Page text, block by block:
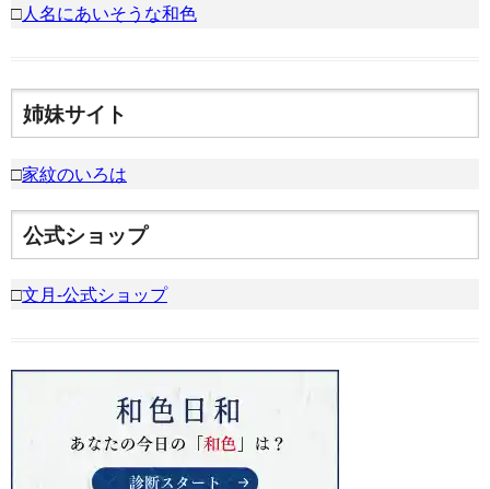
□人名にあいそうな和色
姉妹サイト
□家紋のいろは
公式ショップ
□文月-公式ショップ